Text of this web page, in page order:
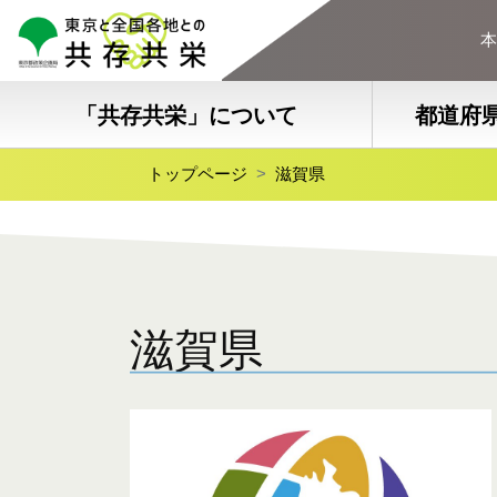
「共存共栄」について 都道府
トップページ 滋賀県
滋賀県